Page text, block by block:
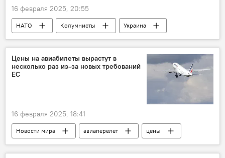
16 февраля 2025, 20:55
НАТО Колумнисты Украина
Цены на авиабилеты вырастут в
несколько раз из-за новых требований
ЕС
16 февраля 2025, 18:41
Новости мира авиаперелет
цены
авиабилеты